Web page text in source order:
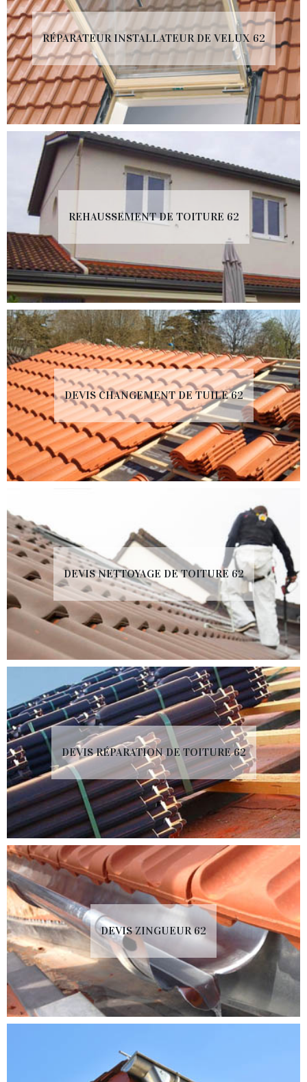
RÉPARATEUR INSTALLATEUR DE VELUX 62
REHAUSSEMENT DE TOITURE 62
DEVIS CHANGEMENT DE TUILE 62
DEVIS NETTOYAGE DE TOITURE 62
DEVIS RÉPARATION DE TOITURE 62
DEVIS ZINGUEUR 62